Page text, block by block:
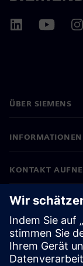
ÜBER SIEMENS
KONTAKT
KARRIEREN
©Siemens2026